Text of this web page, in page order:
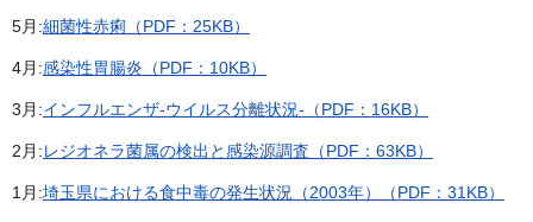
5月:細菌性赤痢（PDF：25KB）
4月:感染性胃腸炎（PDF：10KB）
3月:インフルエンザ-ウイルス分離状況-（PDF：16KB）
2月:レジオネラ菌属の検出と感染源調査（PDF：63KB）
1月:埼玉県における食中毒の発生状況（2003年）（PDF：31KB）